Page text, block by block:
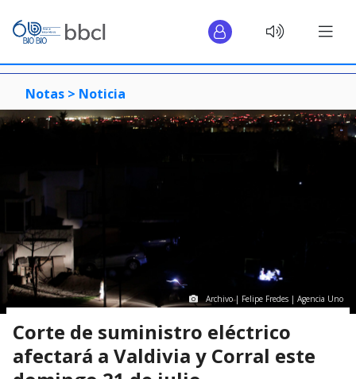
Notas > Noticia
Archivo | Felipe Fredes | Agencia Uno
Corte de suministro eléctrico
afectará a Valdivia y Corral este